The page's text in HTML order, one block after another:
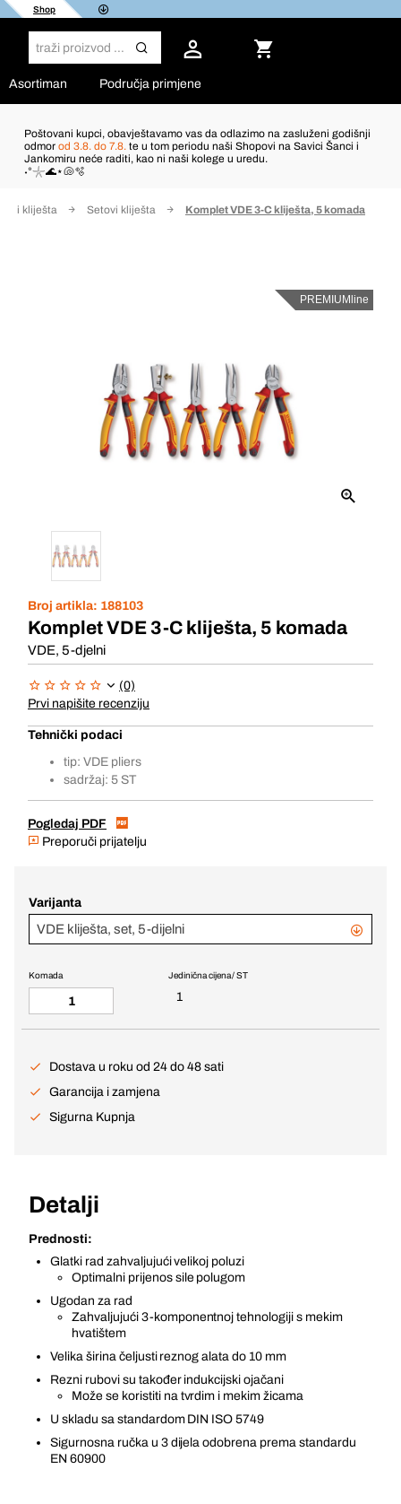
Shop
Asortiman Područja primjene
Poštovani kupci, obavještavamo vas da odlazimo na zasluženi godišnji
odmor od 3.8. do 7.8. te u tom periodu naši Shopovi na Savici Šanci i
Jankomiru neće raditi, kao ni naši kolege u uredu.
˖°𓇼🌊⋆🐚🫧
i kliješta Setovi kliješta Komplet VDE 3-C kliješta, 5 komada
PREMIUMline
Broj artikla: 188103
Komplet VDE 3-C kliješta, 5 komada
VDE, 5-djelni
(0)
Prvi napišite recenziju
Tehnički podaci
tip: VDE pliers
sadržaj: 5 ST
Pogledaj PDF
Preporuči prijatelju
Varijanta
VDE kliješta, set, 5-dijelni
Jedinična cijena / ST
1
Komada
Dostava u roku od 24 do 48 sati
Garancija i zamjena
Sigurna Kupnja
Detalji
Prednosti:
Glatki rad zahvaljujući velikoj poluzi
Optimalni prijenos sile polugom
Ugodan za rad
Zahvaljujući 3-komponentnoj tehnologiji s mekim
hvatištem
Velika širina čeljusti reznog alata do 10 mm
Rezni rubovi su također indukcijski ojačani
Može se koristiti na tvrdim i mekim žicama
U skladu sa standardom DIN ISO 5749
Sigurnosna ručka u 3 dijela odobrena prema standardu
EN 60900